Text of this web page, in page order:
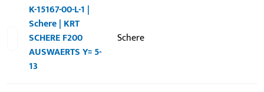
K-15167-00-L-1 |
Schere | KRT
SCHERE F200
AUSWAERTS Y= 5-
13
Schere